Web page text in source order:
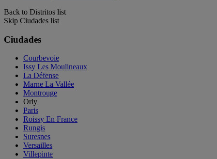
Back to Distritos list
Skip Ciudades list
Ciudades
Courbevoie
Issy Les Moulineaux
La Défense
Marne La Vallée
Montrouge
Orly
Paris
Roissy En France
Rungis
Suresnes
Versailles
Villepinte